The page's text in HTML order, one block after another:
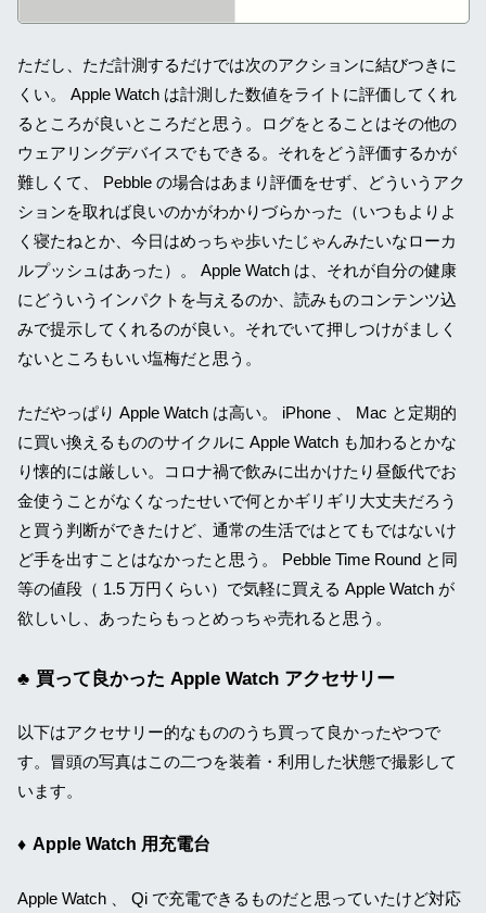
ただし、ただ計測するだけでは次のアクションに結びつきに
くい。 Apple Watch は計測した数値をライトに評価してくれ
るところが良いところだと思う。ログをとることはその他の
ウェアリングデバイスでもできる。それをどう評価するかが
難しくて、 Pebble の場合はあまり評価をせず、どういうアク
ションを取れば良いのかがわかりづらかった（いつもよりよ
く寝たねとか、今日はめっちゃ歩いたじゃんみたいなローカ
ルプッシュはあった）。 Apple Watch は、それが自分の健康
にどういうインパクトを与えるのか、読みものコンテンツ込
みで提示してくれるのが良い。それでいて押しつけがましく
ないところもいい塩梅だと思う。
ただやっぱり Apple Watch は高い。 iPhone 、 Mac と定期的
に買い換えるもののサイクルに Apple Watch も加わるとかな
り懐的には厳しい。コロナ禍で飲みに出かけたり昼飯代でお
金使うことがなくなったせいで何とかギリギリ大丈夫だろう
と買う判断ができたけど、通常の生活ではとてもではないけ
ど手を出すことはなかったと思う。 Pebble Time Round と同
等の値段（ 1.5 万円くらい）で気軽に買える Apple Watch が
欲しいし、あったらもっとめっちゃ売れると思う。
買って良かった Apple Watch アクセサリー
以下はアクセサリー的なもののうち買って良かったやつで
す。冒頭の写真はこの二つを装着・利用した状態で撮影して
います。
Apple Watch 用充電台
Apple Watch 、 Qi で充電できるものだと思っていたけど対応